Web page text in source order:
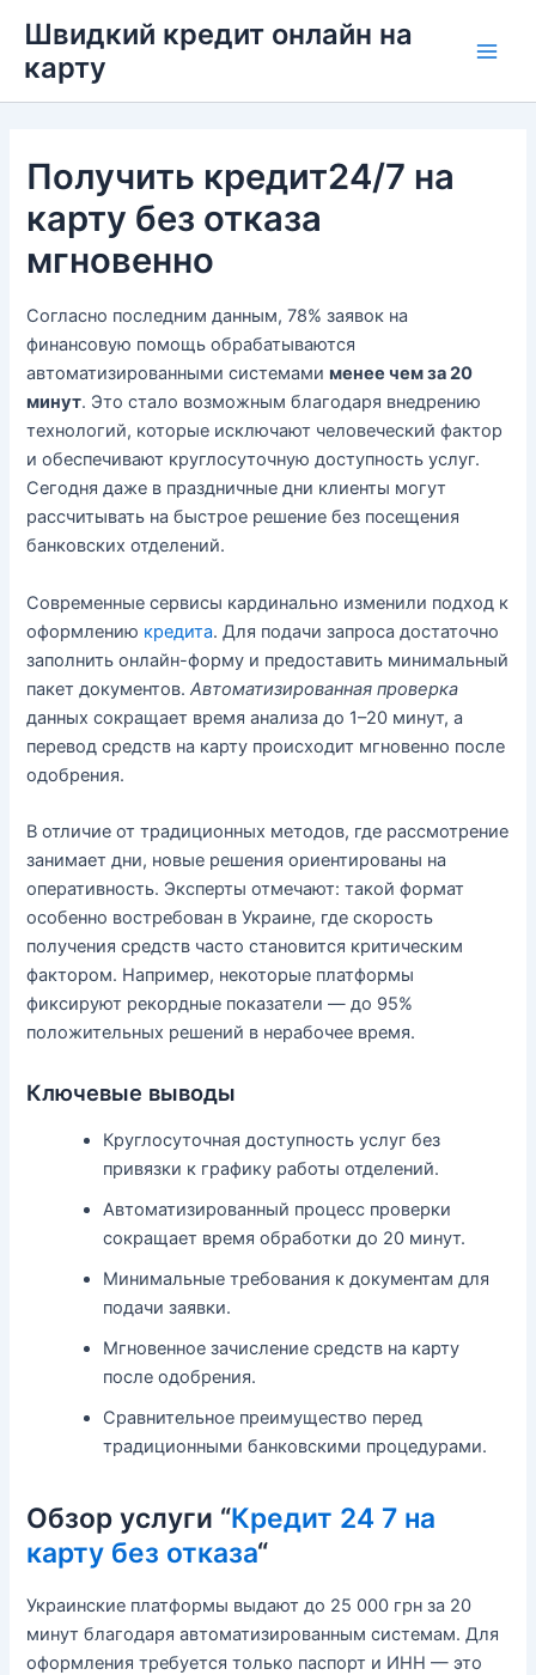
вмісту
Швидкий кредит онлайн на
карту
Получить кредит24/7 на
карту без отказа
мгновенно
Согласно последним данным, 78% заявок на
финансовую помощь обрабатываются
автоматизированными системамименее чем за 20
минут. Это стало возможным благодаря внедрению
технологий, которые исключают человеческий фактор
и обеспечивают круглосуточную доступность услуг.
Сегодня даже в праздничные дни клиенты могут
рассчитывать на быстрое решение без посещения
банковских отделений.
Современные сервисы кардинально изменили подход к
оформлению кредита. Для подачи запроса достаточно
заполнить онлайн-форму и предоставить минимальный
пакет документов.Автоматизированная проверка
данных сокращает время анализа до 1–20 минут, а
перевод средств на карту происходит мгновенно после
одобрения.
В отличие от традиционных методов, где рассмотрение
занимает дни, новые решения ориентированы на
оперативность. Эксперты отмечают: такой формат
особенно востребован в Украине, где скорость
получения средств часто становится критическим
фактором. Например, некоторые платформы
фиксируют рекордные показатели — до 95%
положительных решений в нерабочее время.
Ключевые выводы
Круглосуточная доступность услуг без
привязки к графику работы отделений.
Автоматизированный процесс проверки
сокращает время обработки до 20 минут.
Минимальные требования к документам для
подачи заявки.
Мгновенное зачисление средств на карту
после одобрения.
Сравнительное преимущество перед
традиционными банковскими процедурами.
Обзор услуги “Кредит 24 7 на
карту без отказа“
Украинские платформы выдают до 25 000 грн за 20
минут благодаря автоматизированным системам. Для
оформления требуется только паспорт и ИНН — это